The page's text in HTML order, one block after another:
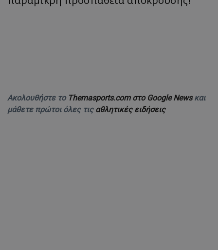
Ακολουθήστε το Themasports.com στο Google Newsκαι
μάθετε πρώτοι όλες τις αθλητικές ειδήσεις